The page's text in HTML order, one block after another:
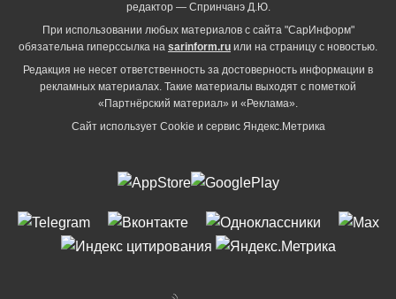
редактор — Спринчанэ Д.Ю.
При использовании любых материалов с сайта "СарИнформ"
обязательна гиперссылка на sarinform.ru или на страницу с новостью.
Редакция не несет ответственность за достоверность информации в
рекламных материалах. Такие материалы выходят с пометкой
«Партнёрский материал» и «Реклама».
Сайт использует Cookie и сервиc Яндекс.Метрика